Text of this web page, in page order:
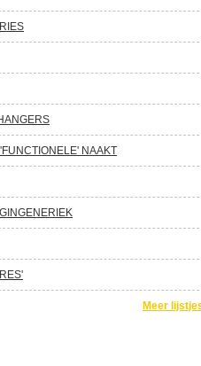
NAAKT
Meer